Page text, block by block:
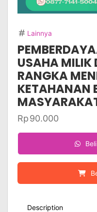
Lainnya
USAHA MILIK
RANGKA
KETAHANAN
Rp90.000
Description